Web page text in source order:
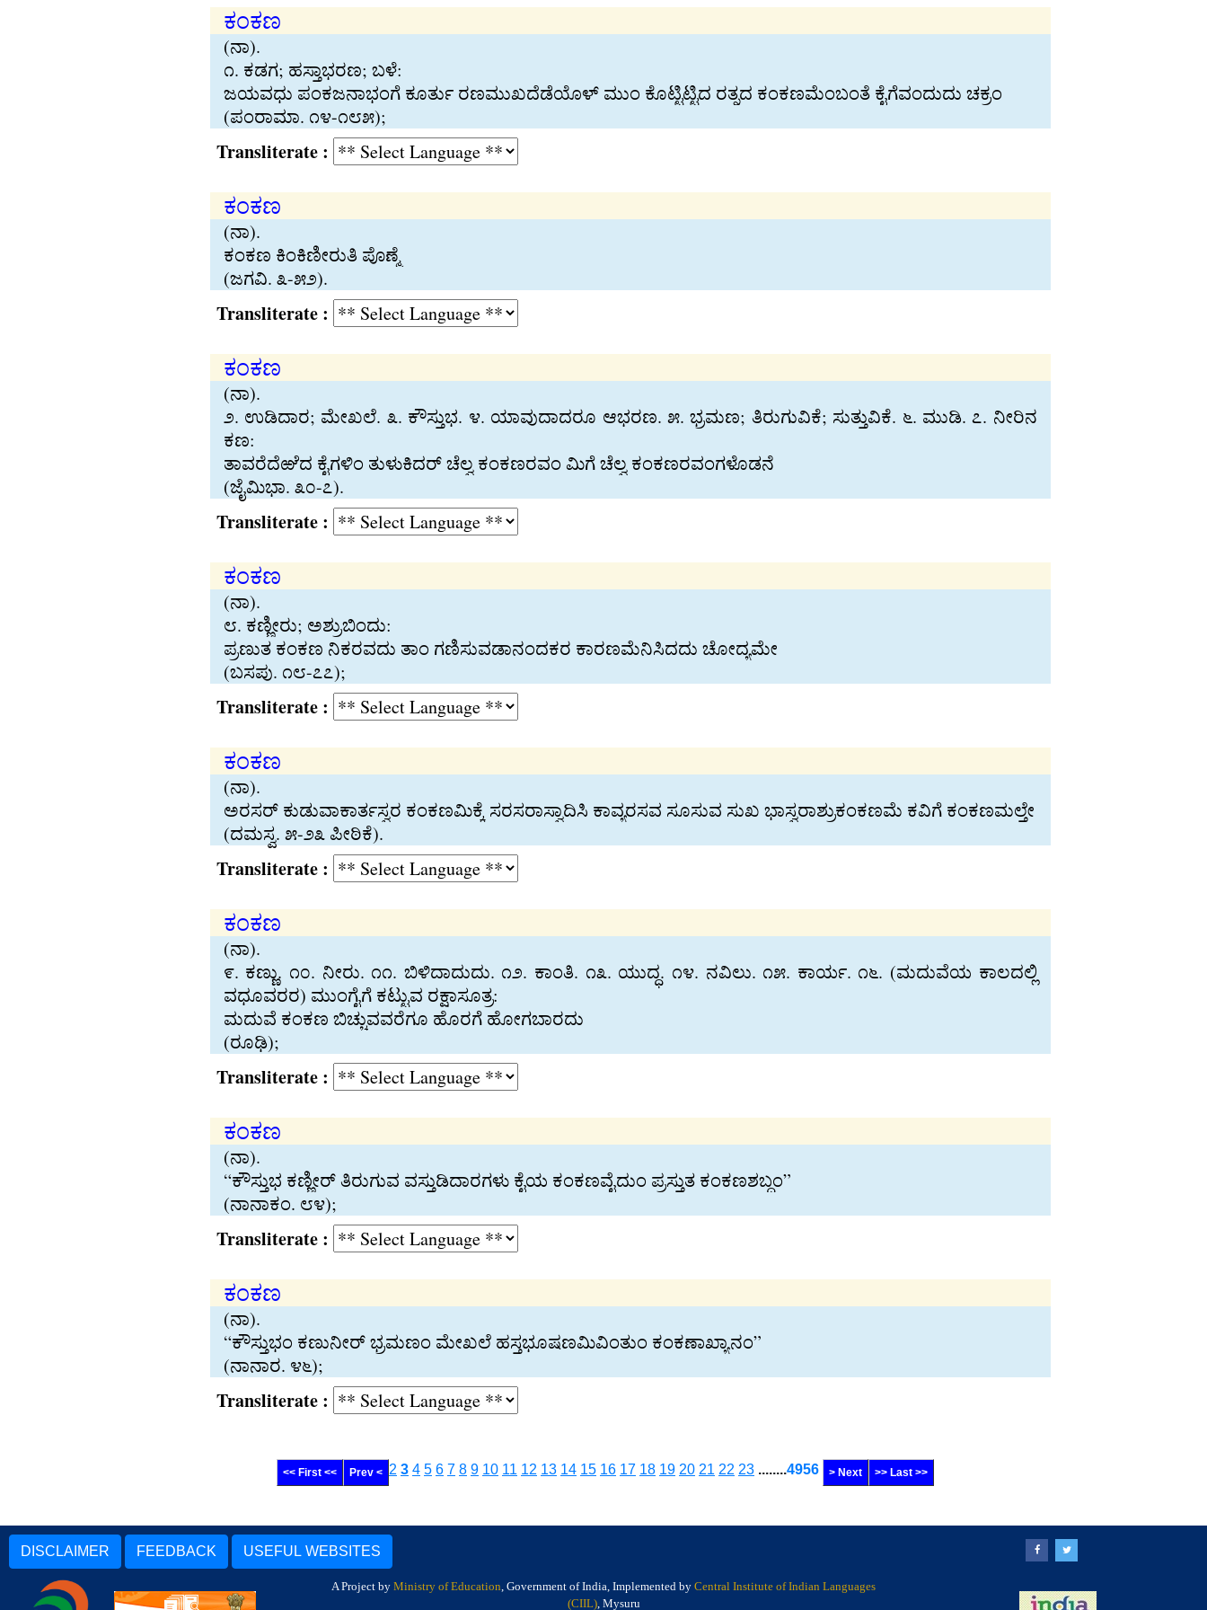
ಕಂಕಣ
(ನಾ).
೧. ಕಡಗ; ಹಸ‍್ತಾಭರಣ; ಬಳೆ:
ಜಯವಧು ಪಂಕಜನಾಭಂಗೆ ಕೂರ್ತು ರಣಮುಖದೆಡೆಯೊಳ್ ಮುಂ ಕೊಟ‍್ಟಿಟ‍್ಟಿದ ರತ‍್ನದ ಕಂಕಣಮೆಂಬಂತೆ ಕೈಗೆವಂದುದು ಚಕ‍್ರಂ
(ಪಂರಾಮಾ. ೧೪-೧೮೫);
Transliterate :
ಕಂಕಣ
(ನಾ).
ಕಂಕಣ ಕಿಂಕಿಣೀರುತಿ ಪೊಣ‍್ಮೆ
(ಜಗವಿ. ೩-೫೨).
Transliterate :
ಕಂಕಣ
(ನಾ).
೨. ಉಡಿದಾರ; ಮೇಖಲೆ. ೩. ಕೌಸ‍್ತುಭ. ೪. ಯಾವುದಾದರೂ ಆಭರಣ. ೫. ಭ‍್ರಮಣ; ತಿರುಗುವಿಕೆ; ಸುತ‍್ತುವಿಕೆ. ೬. ಮುಡಿ. ೭. ನೀರಿನ
ಕಣ:
ತಾವರೆದೆಱೆದ ಕೈಗಳಿಂ ತುಳುಕಿದರ್ ಚೆಲ‍್ವ ಕಂಕಣರವಂ ಮಿಗೆ ಚೆಲ‍್ವ ಕಂಕಣರವಂಗಳೊಡನೆ
(ಜೈಮಿಭಾ. ೩೦-೭).
Transliterate :
ಕಂಕಣ
(ನಾ).
೮. ಕಣ‍್ಣೀರು; ಅಶ‍್ರುಬಿಂದು:
ಪ‍್ರಣುತ ಕಂಕಣ ನಿಕರವದು ತಾಂ ಗಣಿಸುವಡಾನಂದಕರ ಕಾರಣಮೆನಿಸಿದದು ಚೋದ‍್ಯಮೇ
(ಬಸಪು. ೧೮-೭೭);
Transliterate :
ಕಂಕಣ
(ನಾ).
ಅರಸರ್ ಕುಡುವಾಕಾರ್ತಸ‍್ವರ ಕಂಕಣಮಿಕ‍್ಕೆ ಸರಸರಾಸ‍್ವಾದಿಸಿ ಕಾವ‍್ಯರಸವ ಸೂಸುವ ಸುಖ ಭಾಸ‍್ವರಾಶ‍್ರುಕಂಕಣಮೆ ಕವಿಗೆ ಕಂಕಣಮಲ‍್ತೇ
(ದಮಸ‍್ವ. ೫-೨೩ ಪೀಠಿಕೆ).
Transliterate :
ಕಂಕಣ
(ನಾ).
೯. ಕಣ‍್ಣು. ೧೦. ನೀರು. ೧೧. ಬಿಳಿದಾದುದು. ೧೨. ಕಾಂತಿ. ೧೩. ಯುದ‍್ಧ. ೧೪. ನವಿಲು. ೧೫. ಕಾರ್ಯ. ೧೬. (ಮದುವೆಯ ಕಾಲದಲ‍್ಲಿ
ವಧೂವರರ) ಮುಂಗೈಗೆ ಕಟ‍್ಟುವ ರಕ‍್ಷಾಸೂತ‍್ರ:
ಮದುವೆ ಕಂಕಣ ಬಿಚ‍್ಚುವವರೆಗೂ ಹೊರಗೆ ಹೋಗಬಾರದು
(ರೂಢಿ);
Transliterate :
ಕಂಕಣ
(ನಾ).
“ಕೌಸ‍್ತುಭ ಕಣ‍್ಣೀರ್ ತಿರುಗುವ ವಸ‍್ತುಡಿದಾರಗಳು ಕೈಯ ಕಂಕಣವೈದುಂ ಪ‍್ರಸ‍್ತುತ ಕಂಕಣಶಬ‍್ದಂ”
(ನಾನಾಕಂ. ೮೪);
Transliterate :
ಕಂಕಣ
(ನಾ).
“ಕೌಸ‍್ತುಭಂ ಕಣುನೀರ್ ಭ‍್ರಮಣಂ ಮೇಖಲೆ ಹಸ‍್ತಭೂಷಣಮಿವಿಂತುಂ ಕಂಕಣಾಖ‍್ಯಾನಂ”
(ನಾನಾರ. ೪೬);
Transliterate :
<< First << Prev < 2 3 4 5 6 7 8 9 10 11 12 13 14 15 16 17 18 19 20 21 22 23 ........4956 > Next >> Last >>
DISCLAIMER FEEDBACK USEFUL WEBSITES
A Project by Ministry of Education, Government of India, Implemented by Central Institute of Indian Languages
(CIIL), Mysuru